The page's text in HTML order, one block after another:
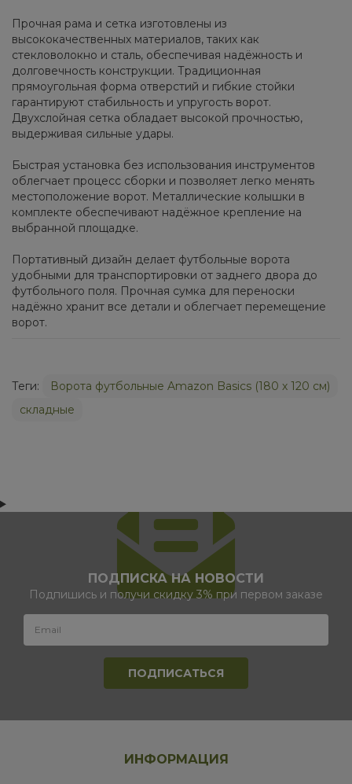
Прочная рама и сетка изготовлены из
высококачественных материалов, таких как
стекловолокно и сталь, обеспечивая надёжность и
долговечность конструкции. Традиционная
прямоугольная форма отверстий и гибкие стойки
гарантируют стабильность и упругость ворот.
Двухслойная сетка обладает высокой прочностью,
выдерживая сильные удары.
Быстрая установка без использования инструментов
облегчает процесс сборки и позволяет легко менять
местоположение ворот. Металлические колышки в
комплекте обеспечивают надёжное крепление на
выбранной площадке.
Портативный дизайн делает футбольные ворота
удобными для транспортировки от заднего двора до
футбольного поля. Прочная сумка для переноски
надёжно хранит все детали и облегчает перемещение
ворот.
Теги:
Ворота футбольные Amazon Basics (180 х 120 см)
складные
ПОДПИСКА НА НОВОСТИ
Подпишись и получи скидку 3% при первом заказе
ИНФОРМАЦИЯ